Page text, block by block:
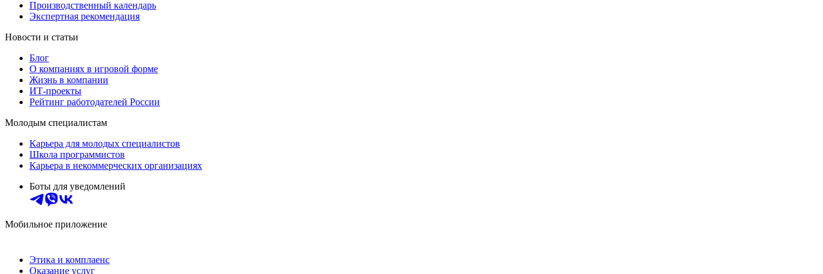
Производственный календарь
Экспертная рекомендация
Новости и статьи
Блог
О компаниях в игровой форме
Жизнь в компании
ИТ-проекты
Рейтинг работодателей России
Молодым специалистам
Карьера для молодых специалистов
Школа программистов
Карьера в некоммерческих организациях
Боты для уведомлений
Мобильное приложение
Этика и комплаенс
Оказание услуг